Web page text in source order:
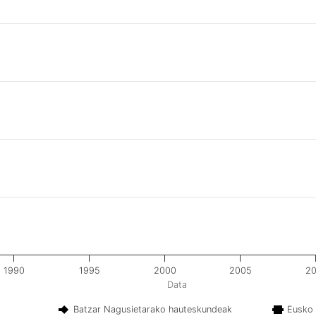
Data
Batzar Nagusietarako hauteskundeak
1990 1995 2000 2005